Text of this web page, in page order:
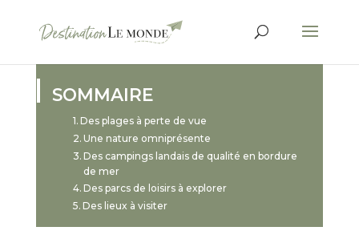
SOMMAIRE
Des plages à perte de vue
Une nature omniprésente
Des campings landais de qualité en bordure
de mer
Des parcs de loisirs à explorer
Des lieux à visiter